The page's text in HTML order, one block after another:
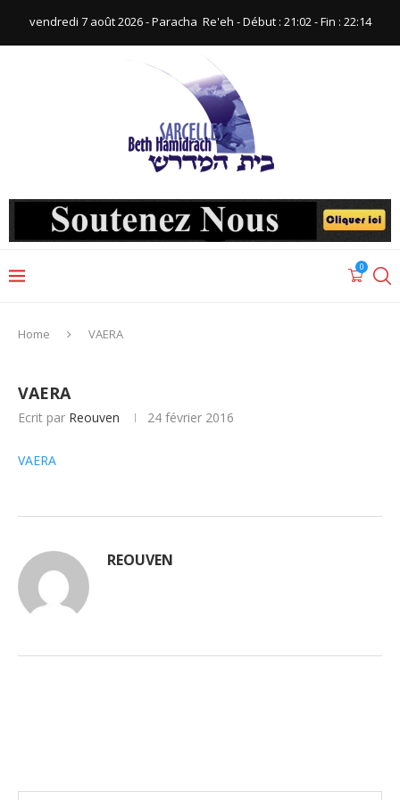
vendredi 7 août 2026 - Paracha ‪ Re'eh‬ - Début : 21:02‬ - Fin : ‪22:14‬
0
Home VAERA
VAERA
Ecrit par Reouven 24 février 2016
VAERA
REOUVEN